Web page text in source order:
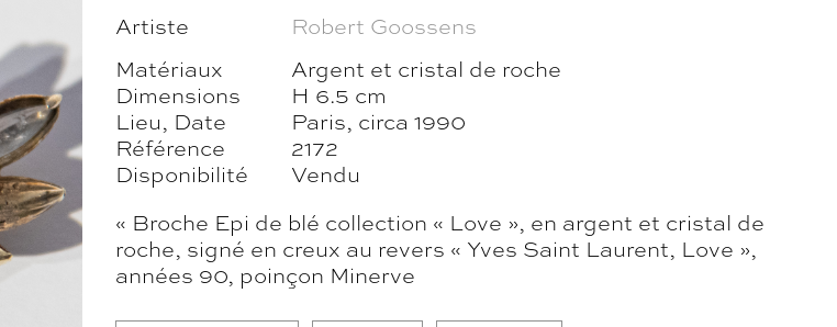
Artiste
Robert Goossens
Matériaux
Argent et cristal de roche
Dimensions
H 6.5 cm
Lieu, Date
Paris, circa 1990
Référence
2172
Disponibilité
Vendu
« Broche Epi de blé collection « Love », en argent et cristal de
roche, signé en creux au revers « Yves Saint Laurent, Love »,
années 90, poinçon Minerve